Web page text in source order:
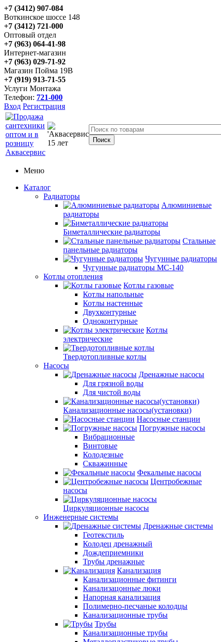
+7 (3412) 907-084
Воткинское шоссе 148
+7 (3412) 721-000
Оптовый отдел
+7 (963) 064-41-98
Интернет-магазин
+7 (963) 029-71-92
Магазин Пойма 19В
+7 (919) 913-71-55
Услуги Монтажа
Телефон: 721-000
Вход Регистрация
Меню
Каталог
Радиаторы
Алюминиевые
радиаторы
Биметаллические радиаторы
Стальные
панельные радиаторы
Чугунные радиаторы
Чугунные радиаторы МС-140
Котлы отопления
Котлы газовые
Котлы напольные
Котлы настенные
Двухконтурные
Одноконтурные
Котлы
электрические
Твердотопливные котлы
Насосы
Дренажные насосы
Для грязной воды
Для чистой воды
Канализационные насосы(установки)
Насосные станции
Погружные насосы
Вибрационные
Винтовые
Колодезные
Скважинные
Фекальные насосы
Центробежные
насосы
Циркуляционные насосы
Инженерные системы
Дренажные системы
Геотекстиль
Колодец дренажный
Дождеприемники
Трубы дренажные
Канализация
Канализационные фитинги
Канализацонные люки
Напорная канализация
Полимерно-песчаные колодцы
Канализационные трубы
Трубы
Канализационные трубы